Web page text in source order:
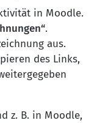
in Moodle.
.
aus.
des Links,
z. B. in Moodle,